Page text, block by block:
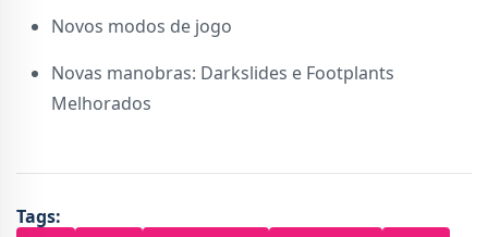
Novos modos de jogo
Novas manobras: Darkslides e Footplants
Melhorados
Tags: